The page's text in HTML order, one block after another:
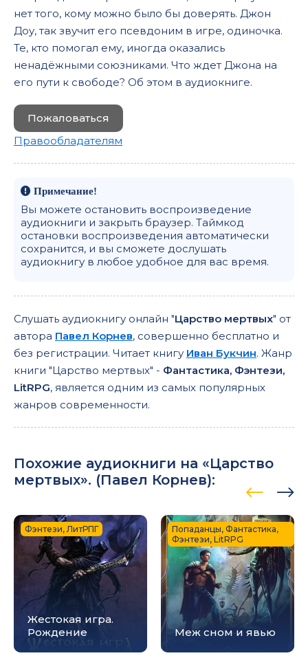
05_04
нет того, кому можно было бы доверять. Джон
Доу, так звучит его псевдоним в игре, одиночка.
Те, кто помогал ему, иногда оказались
ненадёжными союзниками. Что ждет Джона на
его пути к свободе? Об этом в аудиокниге.
Пожаловаться
Правообладателям
Примечание!
Вы можете остановить воспроизведение
аудиокниги и закрыть браузер. Таймкод
остановки воспроизведения автоматически
сохранится, и вы сможете дослушать
аудиокнигу в любое удобное для вас время.
Слушать аудиокнигу онлайн "Царство мертвых" от
автора Павел Корнев, совершенно бесплатно и
без регистрации. Читает книгу Иван Букчин. Жанр
книги "Царство мертвых" - Фантастика, Фэнтези,
LitRPG, является одним из самых популярных
жанров современности.
Похожие аудиокниги на «Царство
мертвых». (Павел Корнев):
Жестокая игра.
Рождение
Фэнтези, ЛитРПГ
Меж сном и явью
Попаданцы, Фантастика,
Фэнтези, LitRPG